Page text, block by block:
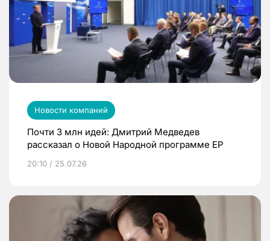
Новости компаний
Почти 3 млн идей: Дмитрий Медведев
рассказал о Новой Народной программе ЕР
20:10 / 25.07.26